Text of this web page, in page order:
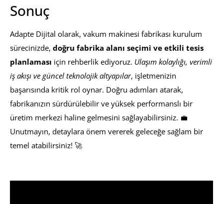
Sonuç
Adapte Dijital olarak, vakum makinesi fabrikası kurulum
sürecinizde, doğru fabrika alanı seçimi ve etkili tesis
planlaması için rehberlik ediyoruz. Ulaşım kolaylığı, verimli
iş akışı ve güncel teknolojik altyapılar, işletmenizin
başarısında kritik rol oynar. Doğru adımları atarak,
fabrikanızın sürdürülebilir ve yüksek performanslı bir
üretim merkezi haline gelmesini sağlayabilirsiniz. 💼
Unutmayın, detaylara önem vererek geleceğe sağlam bir
temel atabilirsiniz! 🚀